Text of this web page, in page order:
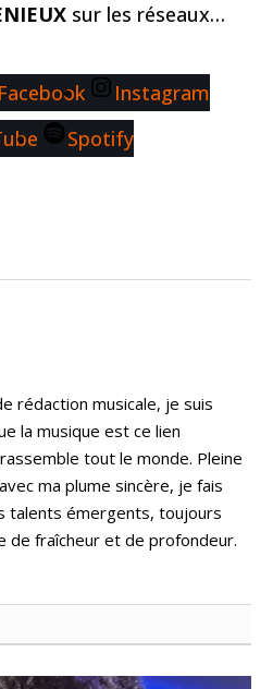
sur les réseaux…
Facebook
Instagram
Spotify
rédaction musicale, je suis
la musique est ce lien
tout le monde. Pleine
ma plume sincère, je fais
talents émergents, toujours
de fraîcheur et de profondeur.